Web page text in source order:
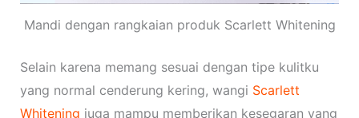
Mandi dengan rangkaian produk Scarlett Whitening
Selain karena memang sesuai dengan tipe kulitku
yang normal cenderung kering, wangi Scarlett
Whitening juga mampu memberikan kesegaran yang